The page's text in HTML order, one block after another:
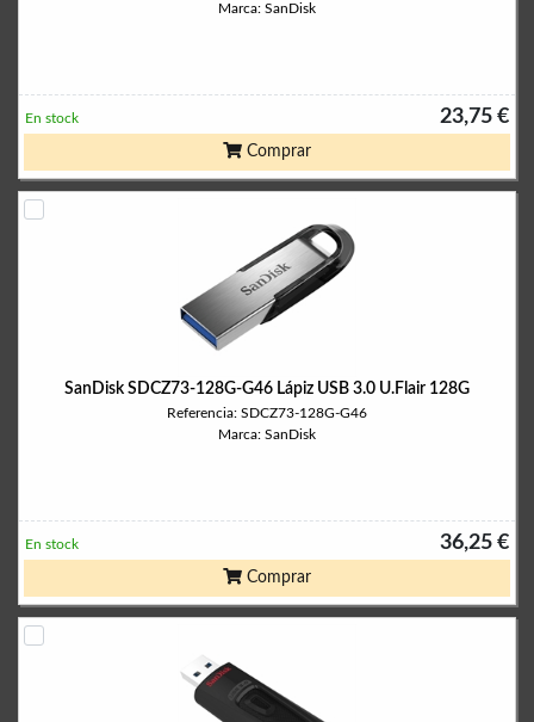
Marca: SanDisk
23,75 €
En stock
Comprar
SanDisk SDCZ73-128G-G46 Lápiz USB 3.0 U.Flair 128G
Referencia: SDCZ73-128G-G46
Marca: SanDisk
36,25 €
En stock
Comprar